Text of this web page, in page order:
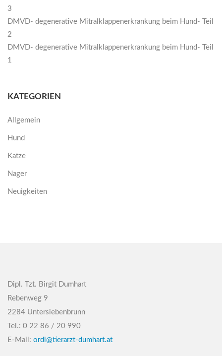
3
DMVD- degenerative Mitralklappenerkrankung beim Hund- Teil
2
DMVD- degenerative Mitralklappenerkrankung beim Hund- Teil
1
KATEGORIEN
Allgemein
Hund
Katze
Nager
Neuigkeiten
Dipl. Tzt. Birgit Dumhart
Rebenweg 9
2284 Untersiebenbrunn
Tel.: 0 22 86 / 20 990
E-Mail: ordi@tierarzt-dumhart.at